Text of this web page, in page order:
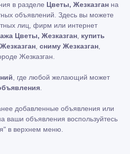
в разделе Цветы, Жезказган на
объявлений. Здесь вы можете
лиц, фирм или интернет
Цветы, Жезказган купить
сниму Жезказган
Жезказган.
, где любой желающий может
добавленные объявления или
ваши объявления воспользуйтесь
в верхнем меню.